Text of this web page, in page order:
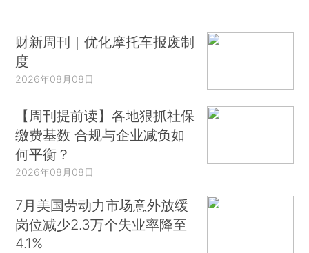
财新周刊｜优化摩托车报废制
度
2026年08月08日
【周刊提前读】各地狠抓社保
缴费基数 合规与企业减负如
何平衡？
2026年08月08日
7月美国劳动力市场意外放缓
岗位减少2.3万个失业率降至
4.1%